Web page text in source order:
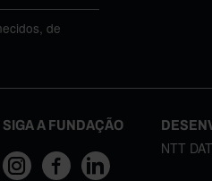
de
SIGA A FUNDAÇÃO
NTT